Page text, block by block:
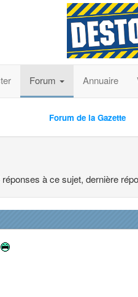
Forum Annuaire
Forum de la Gazette
à ce sujet, dernière